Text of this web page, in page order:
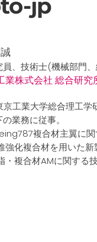
jp
員、技術士(機械部門
業株式会社 総合研究
京工業大学総合理工
業務に従事。
複合材主翼に関
化複合材を用いた新
複合材AMに関する